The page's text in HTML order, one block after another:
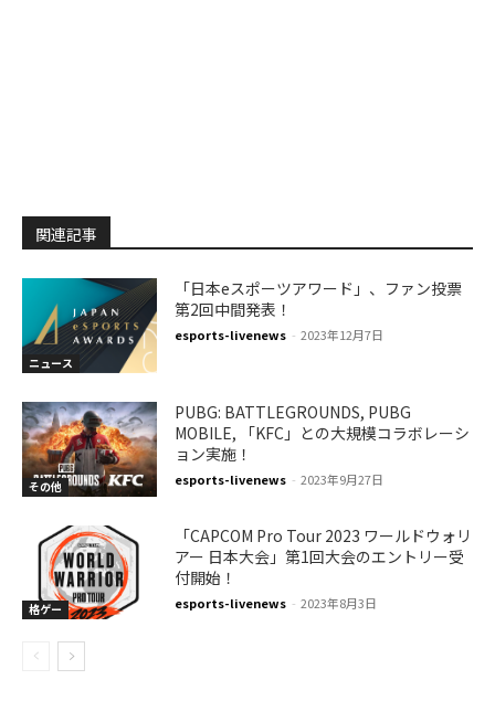
関連記事
ニュース
「日本eスポーツアワード」、ファン投票
第2回中間発表！
esports-livenews - 2023年12月7日
その他
PUBG: BATTLEGROUNDS, PUBG
MOBILE, 「KFC」との大規模コラボレーシ
ョン実施！
esports-livenews - 2023年9月27日
格ゲー
「CAPCOM Pro Tour 2023 ワールドウォリ
アー 日本大会」第1回大会のエントリー受
付開始！
esports-livenews - 2023年8月3日